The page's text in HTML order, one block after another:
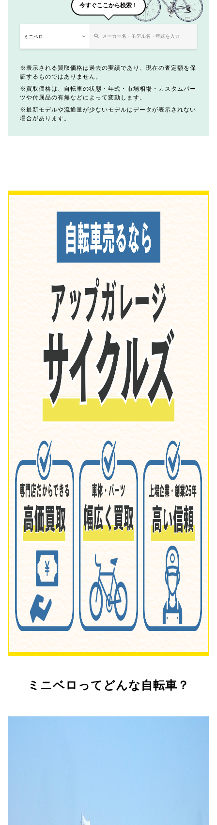
今すぐここから検索！
表示される買取価格は過去の実績であり、現在の査定額を保
証するものではありません。
買取価格は、自転車の状態・年式・市場相場・カスタムパー
ツや付属品の有無などによって変動します。
最新モデルや流通量が少ないモデルはデータが表示されない
場合があります。
ミニベロってどんな自転車？